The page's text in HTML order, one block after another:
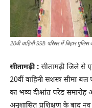
20वीं वाहिनी SSB परिसर में बिहार
सीतामढ़ी : सीतामढ़ी जिले से
20वीं वाहिनी सशस्त्र सीमा बल
का भव्य दीक्षांत परेड
अनुशासित प्रशिक्षण के बाद नव